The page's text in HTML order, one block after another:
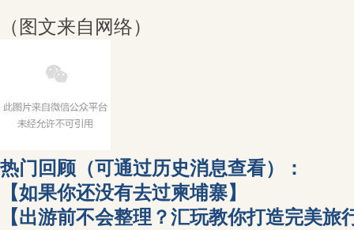
（图文来自网络）
热门回顾 （可通过历史消息查看）：
【如果你还没有去过柬埔寨】
【出游前不会整理？汇玩教你打造完美旅